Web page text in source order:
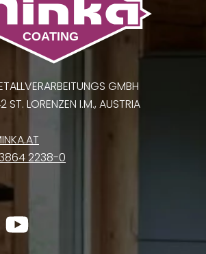
GMBH
ST. LORENZEN I.M., AUSTRIA
2238-0